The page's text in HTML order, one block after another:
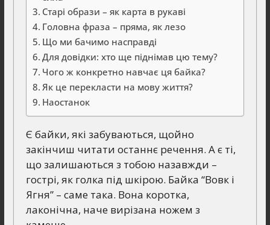
Старі образи – як карта в рукаві
Головна фраза – пряма, як лезо
Що ми бачимо насправді
Для довідки: хто ще піднімав цю тему?
Чого ж конкретно навчає ця байка?
Як це перекласти на мову життя?
Наостанок
Є байки, які забуваються, щойно
закінчиш читати останнє речення. А є ті,
що залишаються з тобою назавжди –
гострі, як голка під шкірою. Байка “Вовк і
Ягня” – саме така. Вона коротка,
лаконічна, наче вирізана ножем з